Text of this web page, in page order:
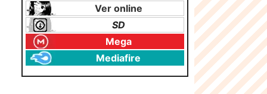
Ver online
SD
Mega
Mediafire